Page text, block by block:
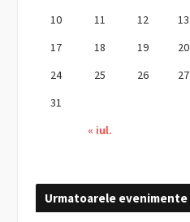
10
11 12 13
17
18 19 20
24
25 26 27
31
« iul.
Urmatoarele evenimente